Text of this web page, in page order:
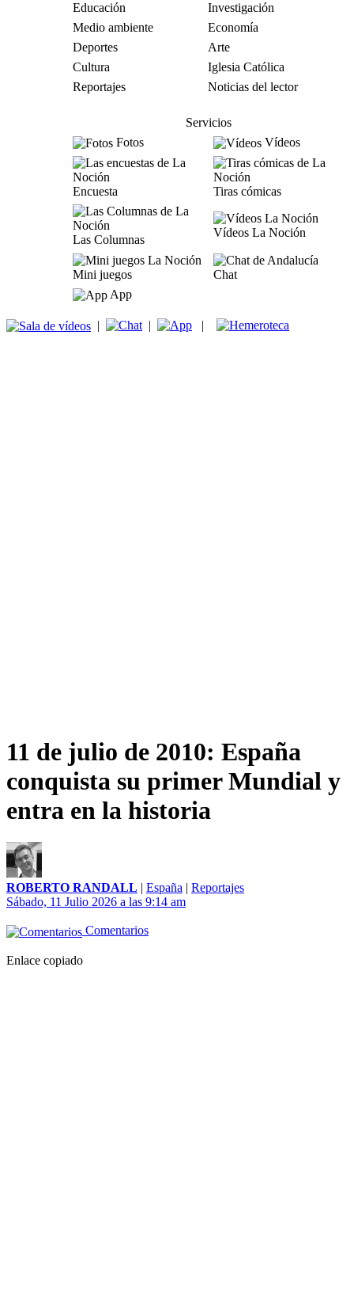
Educación
Investigación
Medio ambiente
Economía
Deportes
Arte
Cultura
Iglesia Católica
Reportajes
Noticias del lector
Servicios
Fotos
Vídeos
Encuesta Tiras cómicas
Las Columnas
Vídeos La Noción
Mini juegos
Chat
App
| | |
11 de julio de 2010: España
conquista su primer Mundial y
entra en la historia
ROBERTO RANDALL | España | Reportajes
Sábado, 11 Julio 2026 a las 9:14 am
Comentarios
Enlace copiado